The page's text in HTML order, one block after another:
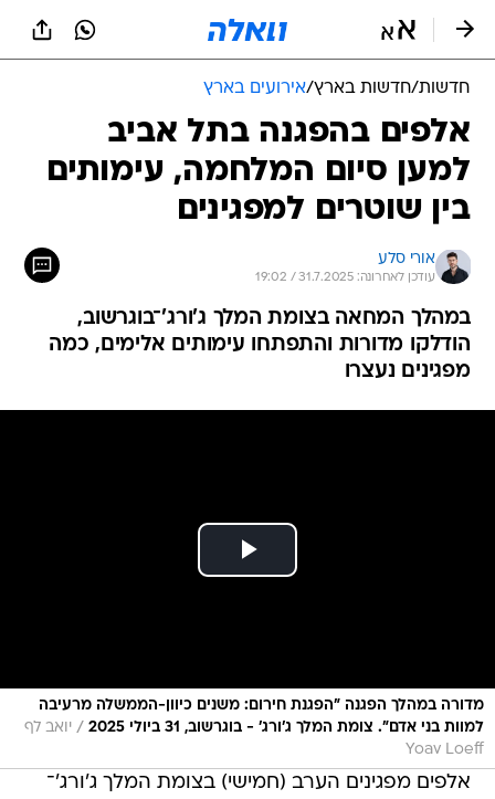
חדשות/חדשות בארץ/אירועים בארץ
אלפים בהפגנה בתל אביב
למען סיום המלחמה, עימותים
בין שוטרים למפגינים
אורי סלע
עודכן לאחרונה: 31.7.2025 / 19:02
במהלך המחאה בצומת המלך ג'ורג'־בוגרשוב,
הודלקו מדורות והתפתחו עימותים אלימים, כמה
מפגינים נעצרו
מדורה במהלך הפגנה "הפגנת חירום: משנים כיוון-הממשלה מרעיבה
למוות בני אדם". צומת המלך ג'ורג' - בוגרשוב, 31 ביולי 2025
/ יואב לף
Yoav Loeff
אלפים מפגינים הערב (חמישי) בצומת המלך ג'ורג'־